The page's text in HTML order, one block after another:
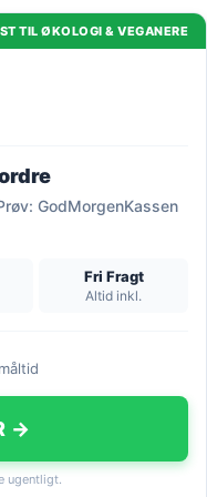
TIL ØKOLOGI & VEGANERE
GodMorgenKassen
Fri Fragt
Altid inkl.
→
ugentligt.